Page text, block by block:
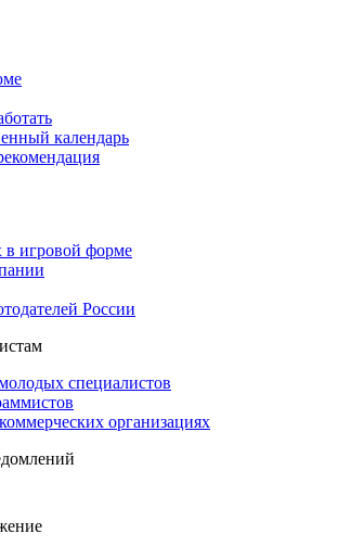
календарь
игровой форме
России
специалистов
организациях